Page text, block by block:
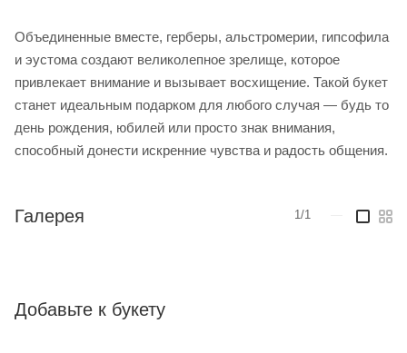
Объединенные вместе, герберы, альстромерии, гипсофила
и эустома создают великолепное зрелище, которое
привлекает внимание и вызывает восхищение. Такой букет
станет идеальным подарком для любого случая — будь то
день рождения, юбилей или просто знак внимания,
способный донести искренние чувства и радость общения.
Галерея 1/1
Добавьте к букету